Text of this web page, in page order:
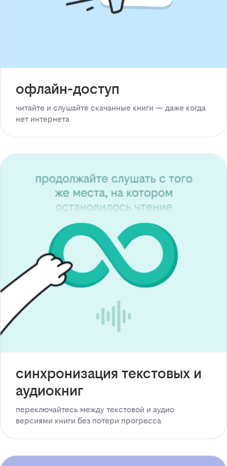
офлайн-доступ
читайте и слушайте скачанные книги — даже когда
нет интернета
синхронизация текстовых и
аудиокниг
переключайтесь между текстовой и аудио
версиями книги без потери прогресса